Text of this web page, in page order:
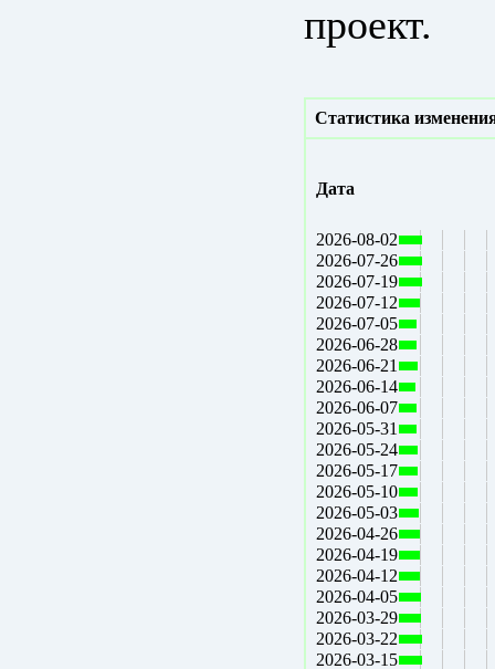
проект.
Статистика
Дата
2026-08-02
2026-07-26
2026-07-19
2026-07-12
2026-07-05
2026-06-28
2026-06-21
2026-06-14
2026-06-07
2026-05-31
2026-05-24
2026-05-17
2026-05-10
2026-05-03
2026-04-26
2026-04-19
2026-04-12
2026-04-05
2026-03-29
2026-03-22
2026-03-15